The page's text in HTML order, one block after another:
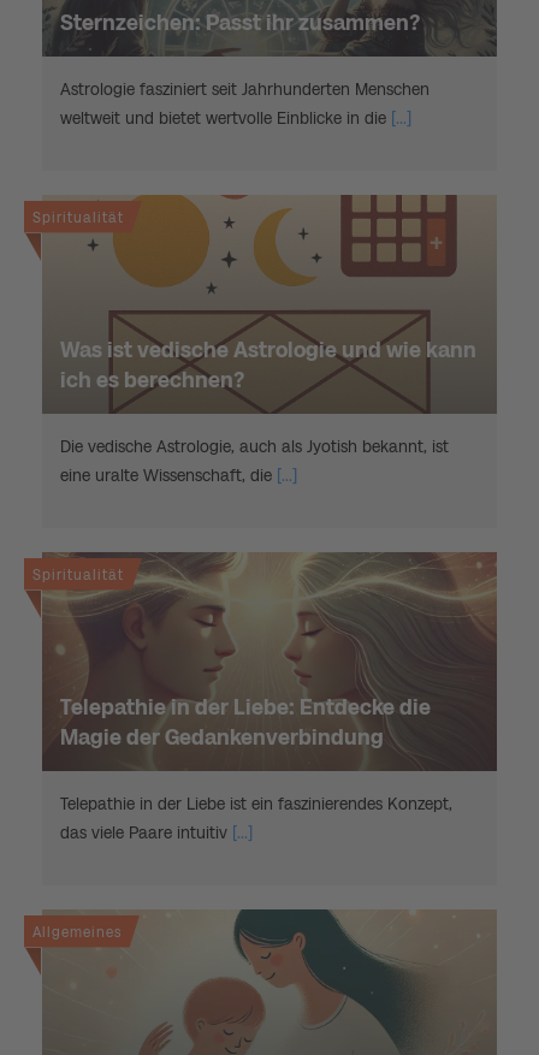
Sternzeichen: Passt ihr zusammen?
Astrologie fasziniert seit Jahrhunderten Menschen
weltweit und bietet wertvolle Einblicke in die [...]
Spiritualität
Was ist vedische Astrologie und wie kann
ich es berechnen?
Die vedische Astrologie, auch als Jyotish bekannt, ist
eine uralte Wissenschaft, die [...]
Spiritualität
Telepathie in der Liebe: Entdecke die
Magie der Gedankenverbindung
Telepathie in der Liebe ist ein faszinierendes Konzept,
das viele Paare intuitiv [...]
Allgemeines